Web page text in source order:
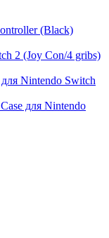
(Black)
2 (Joy Con/4 gribs)
Nintendo Switch
для Nintendo